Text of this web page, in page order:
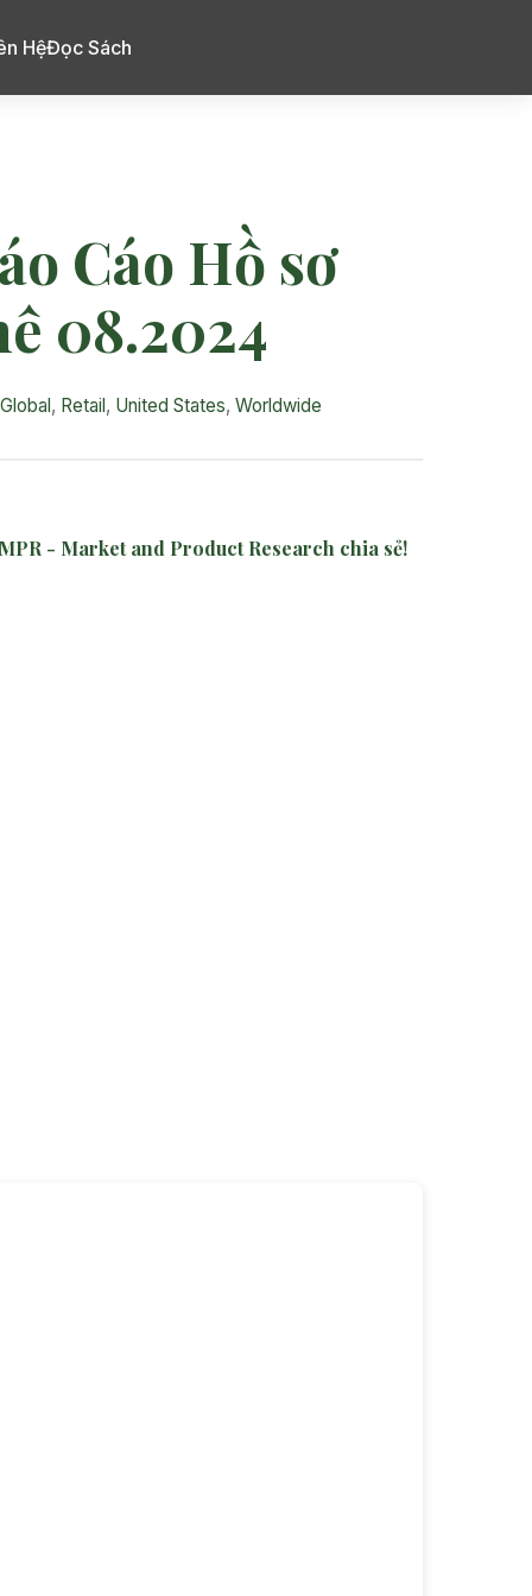
HệĐọc Sách
Cáo Hồ sơ
08.2024
Global, Retail, United States, Worldwide
- Market and Product Research chia sẻ!